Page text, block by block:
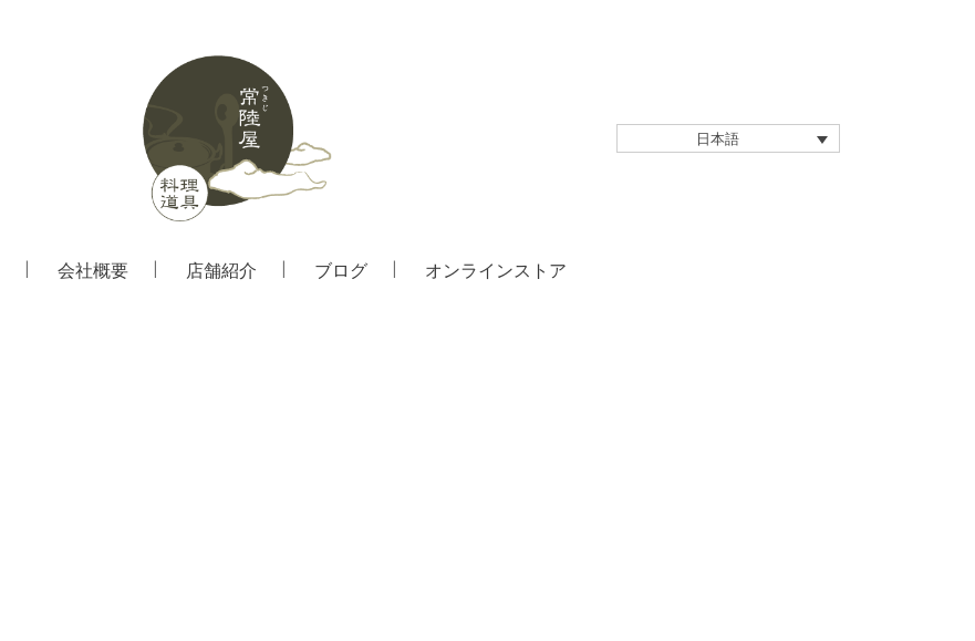
日本語
会社概要 店舗紹介 ブログ オンラインストア